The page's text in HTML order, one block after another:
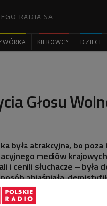
RADIA SA
KIEROWCY DZIECI
Głosu
była atrakcyjna, bo
mediów
i cenili słuchacze – była
objaśniała,
tego, co dzieje się w
Habielski.